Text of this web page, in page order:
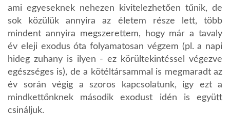
ami egyeseknek nehezen kivitelezhetően tűnik, de
sok közülük annyira az életem része lett, több
mindent annyira megszerettem, hogy már a tavaly
év eleji exodus óta folyamatosan végzem (pl. a napi
hideg zuhany is ilyen - ez körültekintéssel végezve
egészséges is), de a kötéltársammal is megmaradt az
év során végig a szoros kapcsolatunk, így ezt a
mindkettőnknek második exodust idén is együtt
csináljuk.